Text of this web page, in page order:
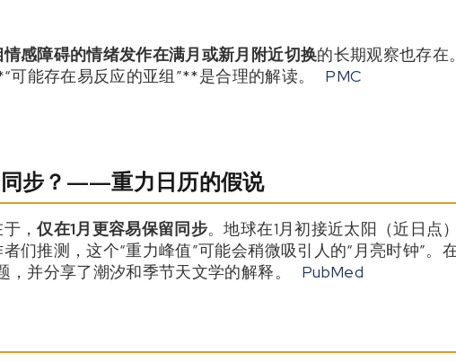
情感障碍的情绪发作在满月或新月附近切换的长期观察也存在
可能存在易反应的亚组”**是合理的解读。
PMC
同步？——重力日历的假说
于，仅在1月更容易保留同步。地球在1月初接近太阳（近日点
者们推测，这个“重力峰值”可能会稍微吸引人的“月亮时钟”。
，并分享了潮汐和季节天文学的解释。
PubMed